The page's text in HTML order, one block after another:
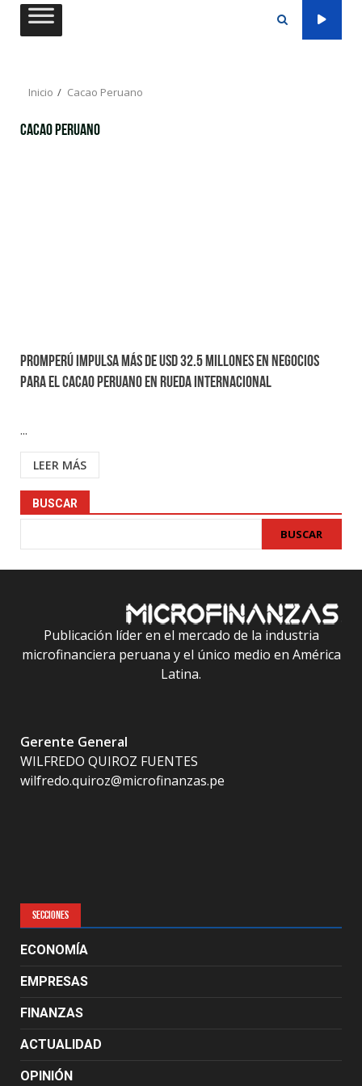
Saltar
Inicio Cacao Peruano
Cacao Peruano
PROMPERÚ impulsa más de USD 32.5 millones en negocios
para el cacao peruano en rueda internacional
...
LEER MÁS
BUSCAR
BUSCAR
Publicación líder en el mercado de la industria
microfinanciera peruana y el único medio en América
Latina.
Gerente General
WILFREDO QUIROZ FUENTES
wilfredo.quiroz@microfinanzas.pe
SECCIONES
ECONOMÍA
EMPRESAS
FINANZAS
ACTUALIDAD
OPINIÓN